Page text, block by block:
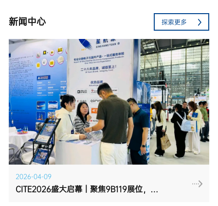
新闻中心 探索更多
2026-04-09
CITE2026盛大启幕｜聚焦9B119展位，我们在现场等你！